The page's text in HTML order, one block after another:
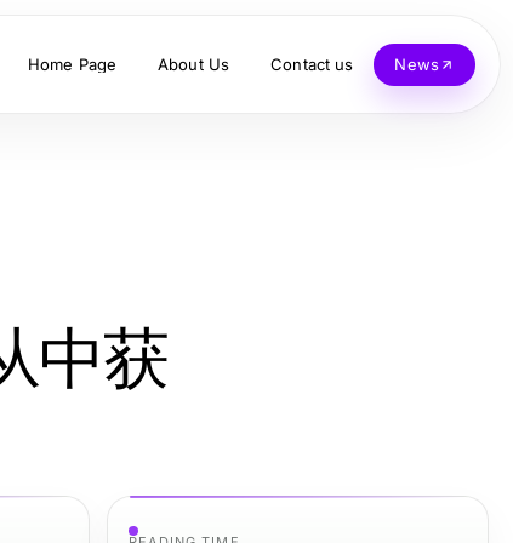
Home Page About Us Contact us News
中获